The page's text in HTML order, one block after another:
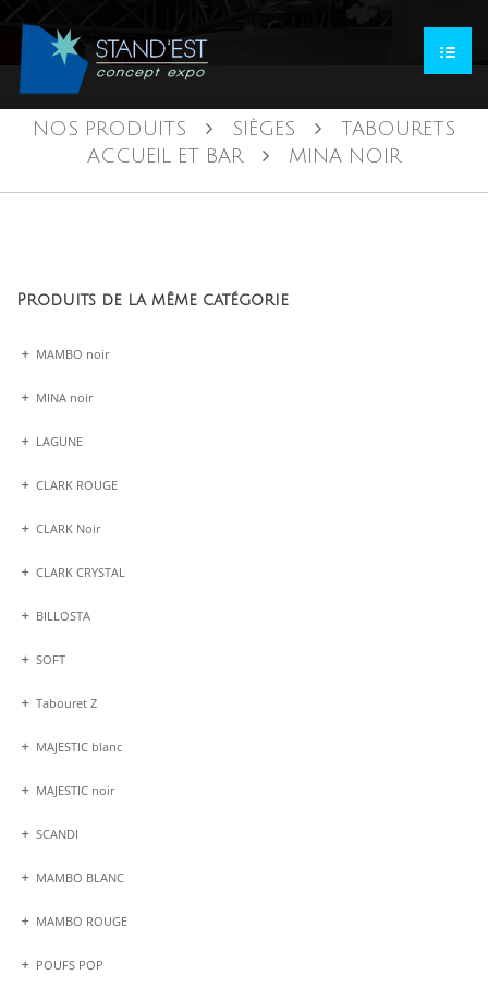
NOS PRODUITS SIÈGES
TABOURETS
ACCUEIL ET BAR
MINA NOIR
Produits de la même catégorie
MAMBO noir
MINA noir
LAGUNE
CLARK ROUGE
CLARK Noir
CLARK CRYSTAL
BILLOSTA
SOFT
Tabouret Z
MAJESTIC blanc
MAJESTIC noir
SCANDI
MAMBO BLANC
MAMBO ROUGE
POUFS POP